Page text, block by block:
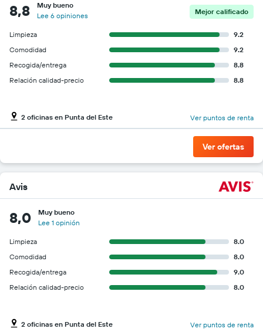
8,8
Muy bueno
Lee 6 opiniones
Mejor calificado
Limpieza
9.2
Comodidad
9.2
Recogida/entrega
8.8
Relación calidad-precio
8.8
2 oficinas en Punta del Este Ver puntos de renta
Ver ofertas
Avis
8,0
Muy bueno
Lee 1 opinión
Limpieza
8.0
Comodidad
8.0
Recogida/entrega
9.0
Relación calidad-precio
8.0
2 oficinas en Punta del Este Ver puntos de renta